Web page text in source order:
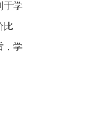
于学
比
，学